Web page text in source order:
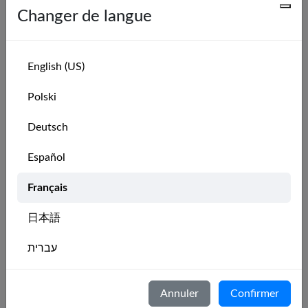
Cronulla
École de
22
Association
23
Wassersport
École de
voile
Leiden,
Changer de langue
English (US)
Polski
Deutsch
Español
Français
日本語
עברית
Annuler Confirmer